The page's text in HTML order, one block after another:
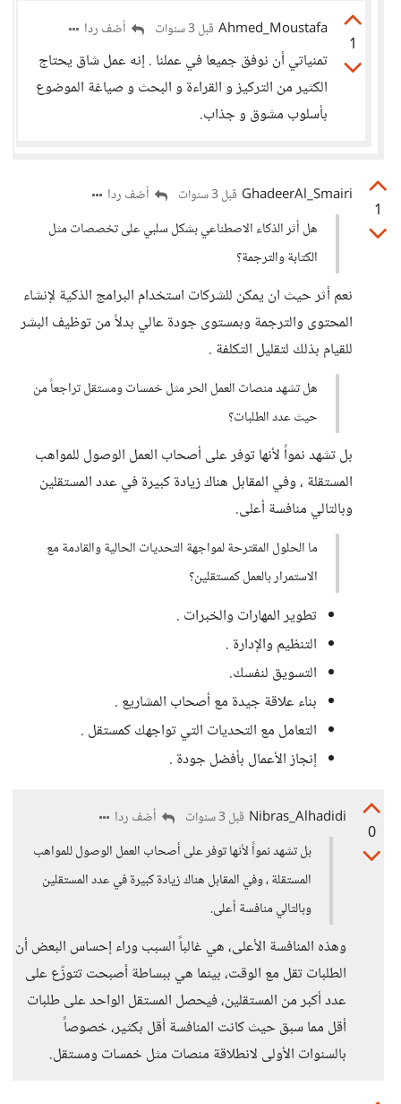
1
Ahmed_Moustafa قبل 3 سنوات أضف ردا
تمنياتي أن نوفق جميعا في عملنا . إنه عمل شاق يحتاج
الكثير من التركيز و القراءة و البحث و صياغة الموضوع
بأسلوب مشوق و جذاب.
1
GhadeerAl_Smairi قبل 3 سنوات
أضف ردا
هل أثر الذكاء الاصطناعي بشكل سلبي على تخصصات مثل
الكتابة والترجمة؟
نعم أثر حيث ان يمكن للشركات استخدام البرامج الذكية لإنشاء
المحتوى والترجمة وبمستوى جودة عالي بدلاً من توظيف البشر
للقيام بذلك لتقليل التكلفة .
هل تشهد منصات العمل الحر مثل خمسات ومستقل تراجعاً من
حيث عدد الطلبات؟
بل تشهد نمواً لأنها توفر على أصحاب العمل الوصول للمواهب
المستقلة ، وفي المقابل هناك زيادة كبيرة في عدد المستقلين
وبالتالي منافسة أعلى.
ما الحلول المقترحة لمواجهة التحديات الحالية والقادمة مع
الاستمرار بالعمل كمستقلين؟
تطوير المهارات والخبرات .
التنظيم والإدارة .
التسويق لنفسك.
بناء علاقة جيدة مع أصحاب المشاريع .
التعامل مع التحديات التي تواجهك كمستقل .
إنجاز الأعمال بأفضل جودة .
0
Nibras_Alhadidi قبل 3 سنوات
أضف ردا
بل تشهد نمواً لأنها توفر على أصحاب العمل الوصول للمواهب
المستقلة ، وفي المقابل هناك زيادة كبيرة في عدد المستقلين
وبالتالي منافسة أعلى.
وهذه المنافسة الأعلى، هي غالباً السبب وراء إحساس البعض أن
الطلبات تقل مع الوقت، بينما هي ببساطة أصبحت تتوزّع على
عدد أكبر من المستقلين، فيحصل المستقل الواحد على طلبات
أقل مما سبق حيث كانت المنافسة أقل بكثير، خصوصاً
بالسنوات الأولى لانطلاقة منصات مثل خمسات ومستقل.